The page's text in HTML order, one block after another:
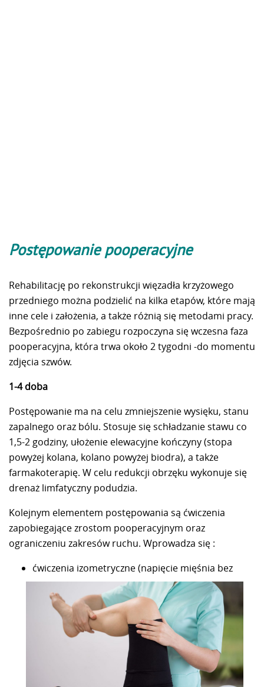
Postępowanie pooperacyjne
Rehabilitację po rekonstrukcji więzadła krzyżowego
przedniego można podzielić na kilka etapów, które mają
inne cele i założenia, a także różnią się metodami pracy.
Bezpośrednio po zabiegu rozpoczyna się wczesna faza
pooperacyjna, która trwa około 2 tygodni -do momentu
zdjęcia szwów.
1-4 doba
Postępowanie ma na celu zmniejszenie wysięku, stanu
zapalnego oraz bólu. Stosuje się schładzanie stawu co
1,5-2 godziny, ułożenie elewacyjne kończyny (stopa
powyżej kolana, kolano powyżej biodra), a także
farmakoterapię. W celu redukcji obrzęku wykonuje się
drenaż limfatyczny podudzia.
Kolejnym elementem postępowania są ćwiczenia
zapobiegające zrostom pooperacyjnym oraz
ograniczeniu zakresów ruchu. Wprowadza się :
ćwiczenia izometryczne (napięcie mięśnia bez